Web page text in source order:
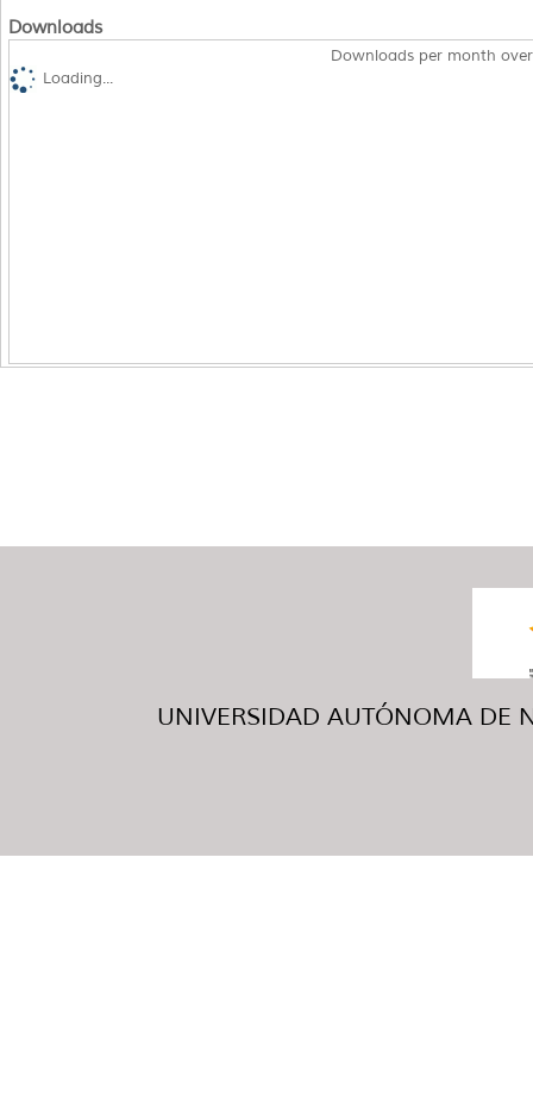
Downloads
Downloads per month
Loading...
UNIVERSIDAD AUTÓNOMA DE